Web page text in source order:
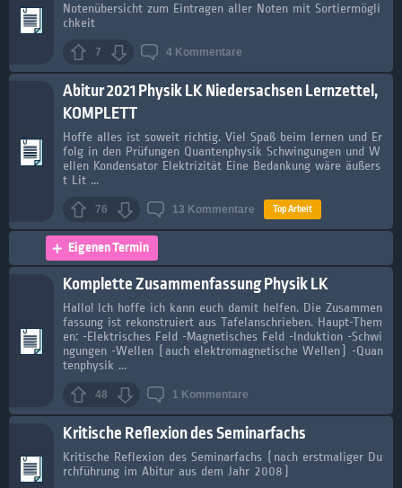
Notenübersicht zum Eintragen aller Noten mit Sortiermögli
chkeit
7 4 Kommentare
Abitur 2021 Physik LK Niedersachsen Lernzettel,
KOMPLETT
Hoffe alles ist soweit richtig. Viel Spaß beim lernen und Er
folg in den Prüfungen Quantenphysik Schwingungen und W
ellen Kondensator Elektrizität Eine Bedankung wäre äußers
t Lit ...
76 13 Kommentare Top Arbeit
Eigenen Termin
Komplette Zusammenfassung Physik LK
Hallo! Ich hoffe ich kann euch damit helfen. Die Zusammen
fassung ist rekonstruiert aus Tafelanschrieben. Haupt-Them
en: -Elektrisches Feld -Magnetisches Feld -Induktion -Schwi
ngungen -Wellen (auch elektromagnetische Wellen) -Quan
tenphysik ...
48 1 Kommentare
Kritische Reflexion des Seminarfachs
Kritische Reflexion des Seminarfachs (nach erstmaliger Du
rchführung im Abitur aus dem Jahr 2008)